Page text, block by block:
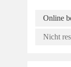
Online
Nicht